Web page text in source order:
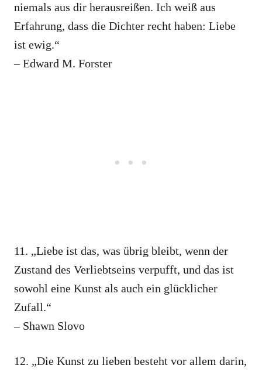
niemals aus dir herausreißen. Ich weiß aus
Erfahrung, dass die Dichter recht haben: Liebe
ist ewig.“
– Edward M. Forster
11. „Liebe ist das, was übrig bleibt, wenn der
Zustand des Verliebtseins verpufft, und das ist
sowohl eine Kunst als auch ein glücklicher
Zufall.“
– Shawn Slovo
12. „Die Kunst zu lieben besteht vor allem darin,